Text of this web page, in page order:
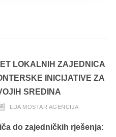
LOKALNIH ZAJEDNICA
INICIJATIVE ZA
SREDINA
LDA MOSTAR AGENCIJA
do zajedničkih rješenja: